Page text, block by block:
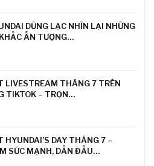
DŨNG LẠC NHÌN LẠI NHỮNG
ẤN TƯỢNG…
LIVESTREAM THÁNG 7 TRÊN
TIKTOK – TRỌN…
HYUNDAI’S DAY THÁNG 7 –
SỨC MẠNH, DẪN ĐẦU…